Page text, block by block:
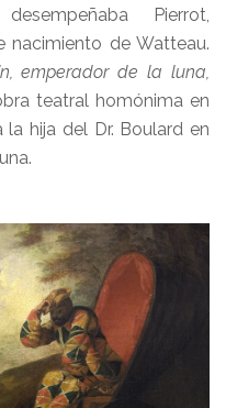
Pierrot,
nacimiento de Watteau.
emperador de la luna,
teatral homónima en
hija del Dr. Boulard en